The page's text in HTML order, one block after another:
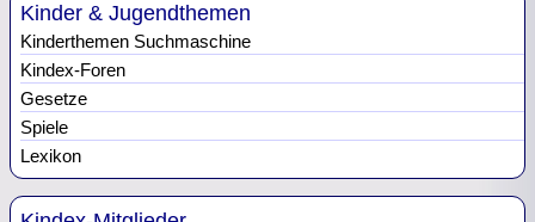
Kinder & Jugendthemen
Kinderthemen Suchmaschine
Kindex-Foren
Gesetze
Spiele
Lexikon